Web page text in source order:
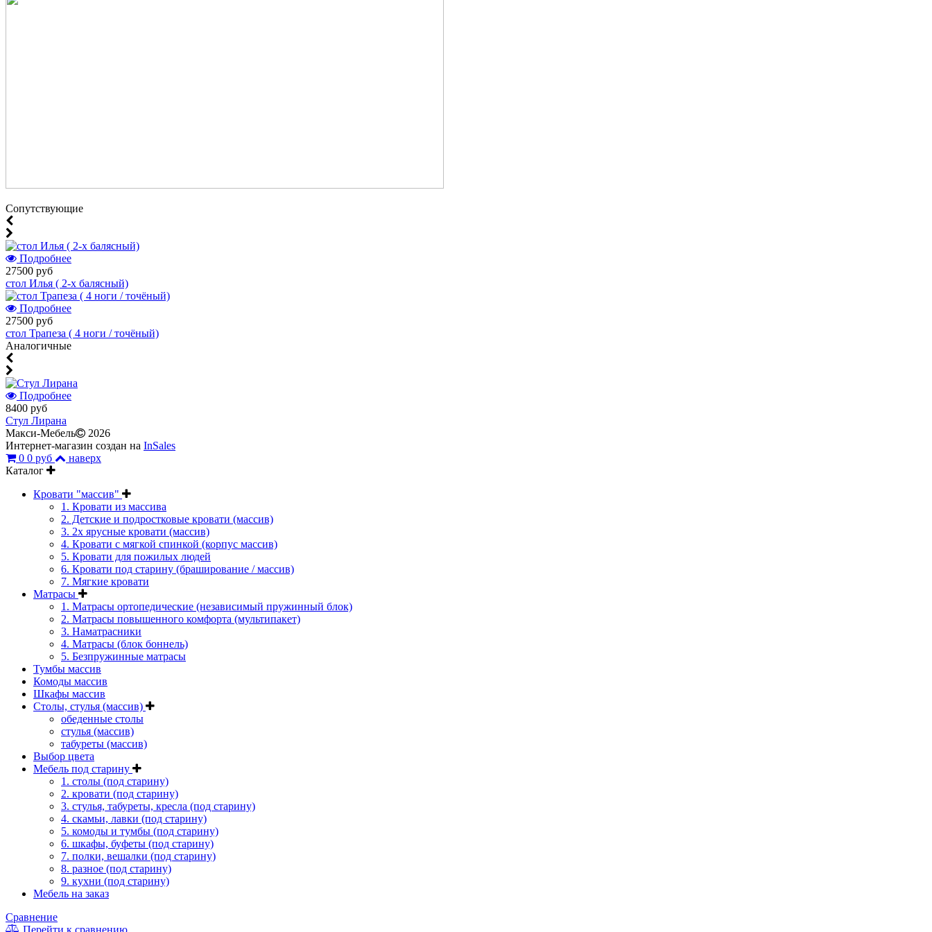
Cопутствующие
Подробнее
27500 руб
стол Илья ( 2-х балясный)
Подробнее
27500 руб
стол Трапеза ( 4 ноги / точёный)
Аналогичные
Подробнее
8400 руб
Стул Лирана
Макси-Мебель
2026
Интернет-магазин создан на InSales
0 0 руб
наверх
Каталог
Кровати "массив"
1. Кровати из массива
2. Детские и подростковые кровати (массив)
3. 2х ярусные кровати (массив)
4. Кровати с мягкой спинкой (корпус массив)
5. Кровати для пожилых людей
6. Кровати под старину (браширование / массив)
7. Мягкие кровати
Матрасы
1. Матрасы ортопедические (независимый пружинный блок)
2. Матрасы повышенного комфорта (мультипакет)
3. Наматрасники
4. Матрасы (блок боннель)
5. Безпружинные матрасы
Тумбы массив
Комоды массив
Шкафы массив
Столы, стулья (массив)
обеденные столы
стулья (массив)
табуреты (массив)
Выбор цвета
Мебель под старину
1. столы (под старину)
2. кровати (под старину)
3. стулья, табуреты, кресла (под старину)
4. скамьи, лавки (под старину)
5. комоды и тумбы (под старину)
6. шкафы, буфеты (под старину)
7. полки, вешалки (под старину)
8. разное (под старину)
9. кухни (под старину)
Мебель на заказ
Сравнение
Перейти к сравнению